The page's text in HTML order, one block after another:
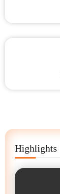
Highlights